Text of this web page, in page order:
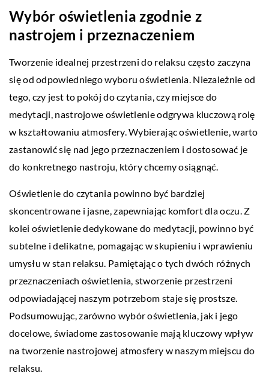
Wybór oświetlenia zgodnie z
nastrojem i przeznaczeniem
Tworzenie idealnej przestrzeni do relaksu często zaczyna
się od odpowiedniego wyboru oświetlenia. Niezależnie od
tego, czy jest to pokój do czytania, czy miejsce do
medytacji, nastrojowe oświetlenie odgrywa kluczową rolę
w kształtowaniu atmosfery. Wybierając oświetlenie, warto
zastanowić się nad jego przeznaczeniem i dostosować je
do konkretnego nastroju, który chcemy osiągnąć.
Oświetlenie do czytania powinno być bardziej
skoncentrowane i jasne, zapewniając komfort dla oczu. Z
kolei oświetlenie dedykowane do medytacji, powinno być
subtelne i delikatne, pomagając w skupieniu i wprawieniu
umysłu w stan relaksu. Pamiętając o tych dwóch różnych
przeznaczeniach oświetlenia, stworzenie przestrzeni
odpowiadającej naszym potrzebom staje się prostsze.
Podsumowując, zarówno wybór oświetlenia, jak i jego
docelowe, świadome zastosowanie mają kluczowy wpływ
na tworzenie nastrojowej atmosfery w naszym miejscu do
relaksu.